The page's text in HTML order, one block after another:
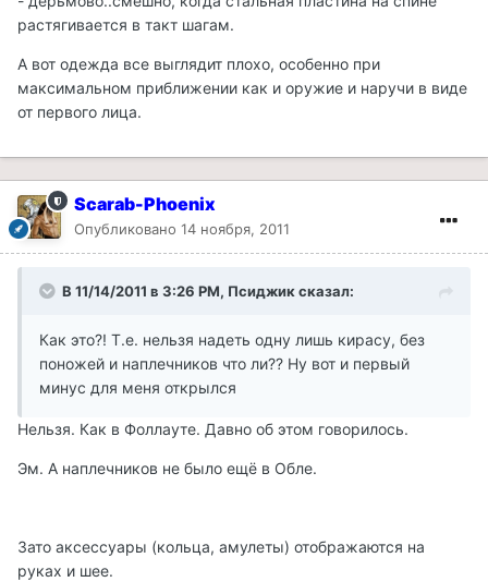
растягивается в такт шагам.
А вот одежда все выглядит плохо, особенно при
максимальном приближении как и оружие и наручи в виде
от первого лица.
Scarab-Phoenix
Опубликовано 14 ноября, 2011
В 11/14/2011 в 3:26 PM, Псиджик сказал:
Как это?! Т.е. нельзя надеть одну лишь кирасу, без
поножей и наплечников что ли?? Ну вот и первый
минус для меня открылся
Нельзя. Как в Фоллауте. Давно об этом говорилось.
Эм. А наплечников не было ещё в Обле.
Зато аксессуары (кольца, амулеты) отображаются на
руках и шее.